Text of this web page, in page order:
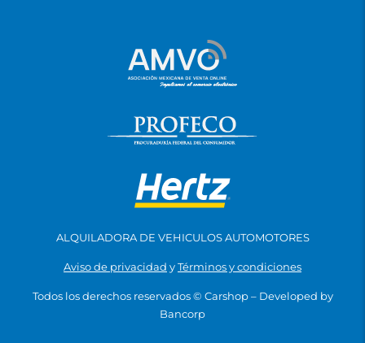
ALQUILADORA DE VEHICULOS AUTOMOTORES
Aviso de privacidad yTérminos y condiciones
Todos los derechos reservados © Carshop– Developed by
Bancorp